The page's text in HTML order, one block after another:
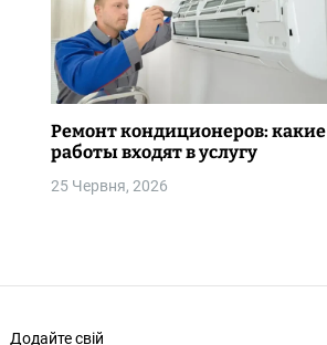
Ремонт кондиционеров: какие
работы входят в услугу
25 Червня, 2026
Додайте свій